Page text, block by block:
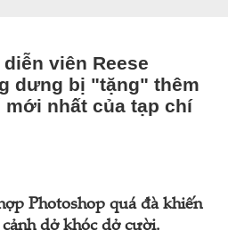
viên Reese
dưng bị "tặng" thêm
nhất của tạp chí
Photoshop quá đà khiến
dở khóc dở cười.